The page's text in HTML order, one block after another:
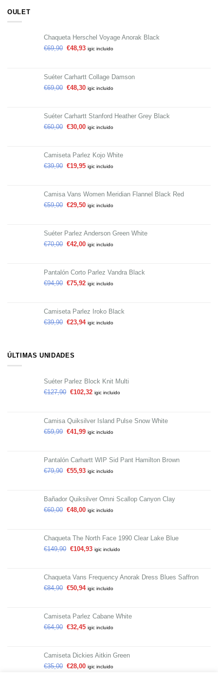
OULET
Chaqueta Herschel Voyage Anorak Black
€69,90 €48,93 igic incluido
Suéter Carhartt Collage Damson
€69,00 €48,30 igic incluido
Suéter Carhartt Stanford Heather Grey Black
€60,00 €30,00 igic incluido
Camiseta Parlez Kojo White
€39,90 €19,95 igic incluido
Camisa Vans Women Meridian Flannel Black Red
€59,00 €29,50 igic incluido
Suéter Parlez Anderson Green White
€70,00 €42,00 igic incluido
Pantalón Corto Parlez Vandra Black
€94,90 €75,92 igic incluido
Camiseta Parlez Iroko Black
€39,90 €23,94 igic incluido
ÚLTIMAS UNIDADES
Suéter Parlez Block Knit Multi
€127,90 €102,32 igic incluido
Camisa Quiksilver Island Pulse Snow White
€59,99 €41,99 igic incluido
Pantalón Carhartt WIP Sid Pant Hamilton Brown
€79,90 €55,93 igic incluido
Bañador Quiksilver Omni Scallop Canyon Clay
€60,00 €48,00 igic incluido
Chaqueta The North Face 1990 Clear Lake Blue
€149,90 €104,93 igic incluido
Chaqueta Vans Frequency Anorak Dress Blues Saffron
€84,90 €50,94 igic incluido
Camiseta Parlez Cabane White
€64,90 €32,45 igic incluido
Camiseta Dickies Aitkin Green
€35,00 €28,00 igic incluido